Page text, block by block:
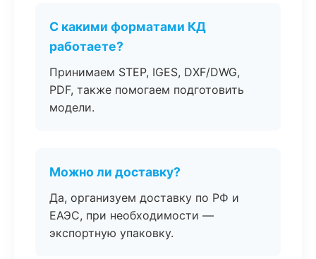
С какими форматами КД
работаете?
Принимаем STEP, IGES, DXF/DWG,
PDF, также помогаем подготовить
модели.
Можно ли доставку?
Да, организуем доставку по РФ и
ЕАЭС, при необходимости —
экспортную упаковку.